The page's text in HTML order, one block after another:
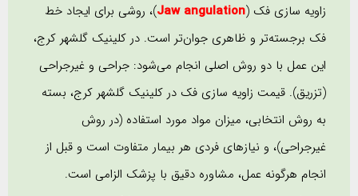
زاویه سازی فک (Jaw angulation)، روشی برای ایجاد خط
فک برجسته‌تر و ظاهری جوان‌تر است. در کلینیک گلشهر کرج،
این عمل با دو روش اصلی انجام می‌شود: جراحی و غیرجراحی
(تزریق). قیمت زاویه سازی فک در کلینیک گلشهر کرج، بسته
به روش انتخابی، میزان مواد مورد استفاده (در روش
غیرجراحی)، و نیازهای فردی هر بیمار متفاوت است و قبل از
انجام هرگونه عمل، مشاوره دقیق با پزشک الزامی است.